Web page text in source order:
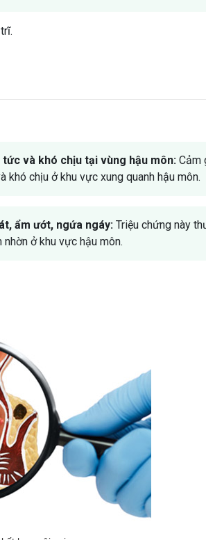
tức và khó chịu tại vùng hậu môn: Cảm
khó chịu ở khu vực xung quanh hậu môn.
ẩm ướt, ngứa ngáy: Triệu chứng này
ở khu vực hậu môn.